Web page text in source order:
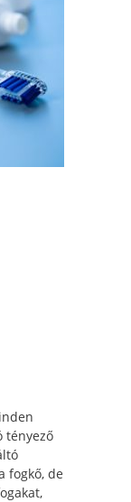
tényező
fogkő, de